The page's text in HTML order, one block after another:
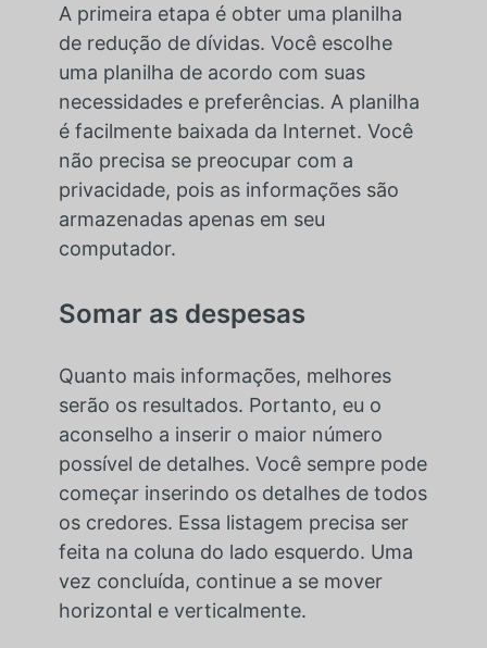
A primeira etapa é obter uma planilha
de redução de dívidas. Você escolhe
uma planilha de acordo com suas
necessidades e preferências. A planilha
é facilmente baixada da Internet. Você
não precisa se preocupar com a
privacidade, pois as informações são
armazenadas apenas em seu
computador.
Somar as despesas
Quanto mais informações, melhores
serão os resultados. Portanto, eu o
aconselho a inserir o maior número
possível de detalhes. Você sempre pode
começar inserindo os detalhes de todos
os credores. Essa listagem precisa ser
feita na coluna do lado esquerdo. Uma
vez concluída, continue a se mover
horizontal e verticalmente.